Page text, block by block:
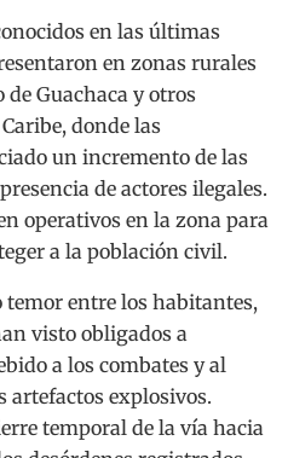
en las últimas
en zonas rurales
Guachaca y otros
donde las
un incremento de las
de actores ilegales.
operativos en la zona para
a la población civil.
temor entre los habitantes,
visto obligados a
a los combates y al
artefactos explosivos.
temporal de la vía hacia